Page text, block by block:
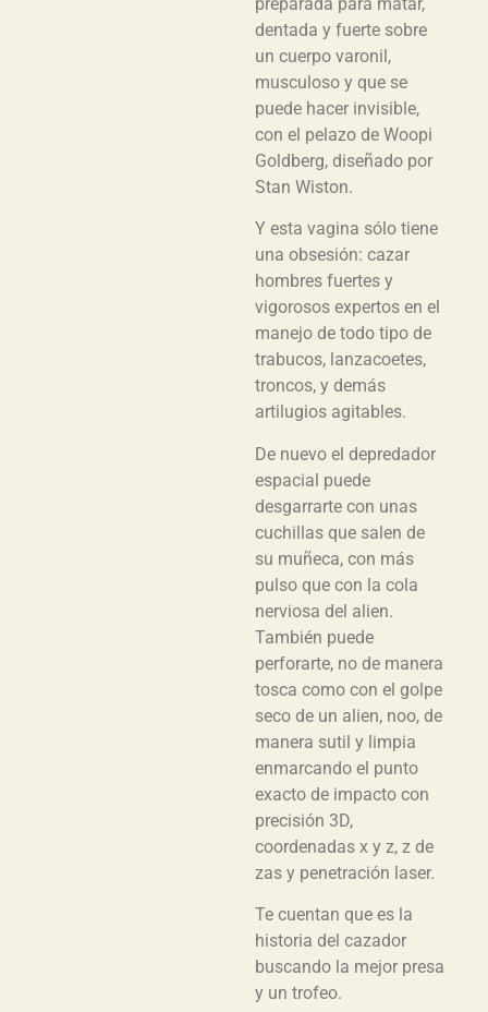
dentada y fuerte sobre
un cuerpo varonil,
musculoso y que se
puede hacer invisible,
con el pelazo de Woopi
Goldberg, diseñado por
Stan Wiston.
Y esta vagina sólo tiene
una obsesión: cazar
hombres fuertes y
vigorosos expertos en el
manejo de todo tipo de
trabucos, lanzacoetes,
troncos, y demás
artilugios agitables.
De nuevo el depredador
espacial puede
desgarrarte con unas
cuchillas que salen de
su muñeca, con más
pulso que con la cola
nerviosa del alien.
También puede
perforarte, no de manera
tosca como con el golpe
seco de un alien, noo, de
manera sutil y limpia
enmarcando el punto
exacto de impacto con
precisión 3D,
coordenadas x y z, z de
zas y penetración laser.
Te cuentan que es la
historia del cazador
buscando la mejor presa
y un trofeo.